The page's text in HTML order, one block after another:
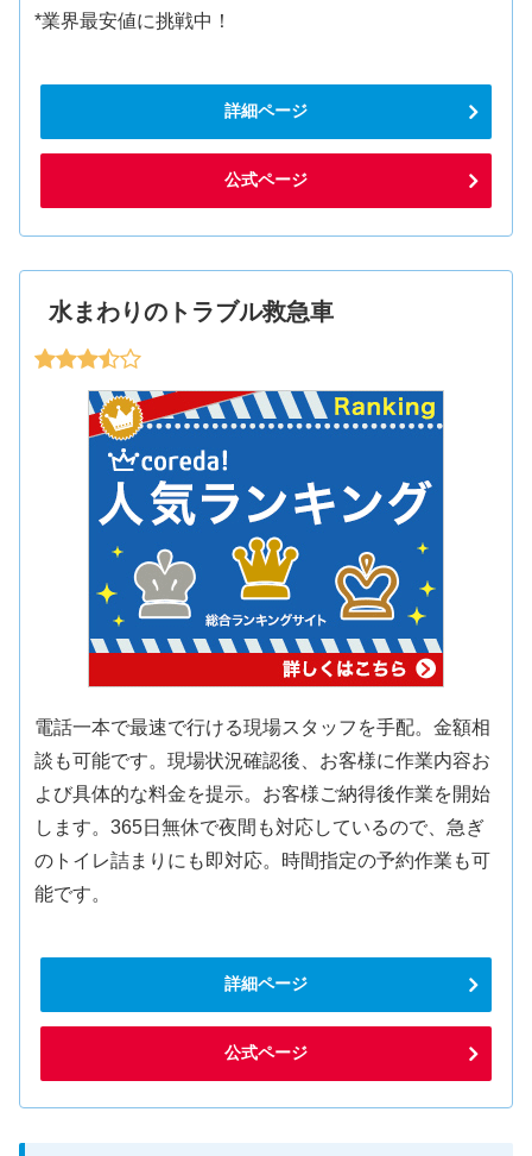
*業界最安値に挑戦中！
詳細ページ
公式ページ
水まわりのトラブル救急車
電話一本で最速で行ける現場スタッフを手配。金額相
談も可能です。現場状況確認後、お客様に作業内容お
よび具体的な料金を提示。お客様ご納得後作業を開始
します。365日無休で夜間も対応しているので、急ぎ
のトイレ詰まりにも即対応。時間指定の予約作業も可
能です。
詳細ページ
公式ページ